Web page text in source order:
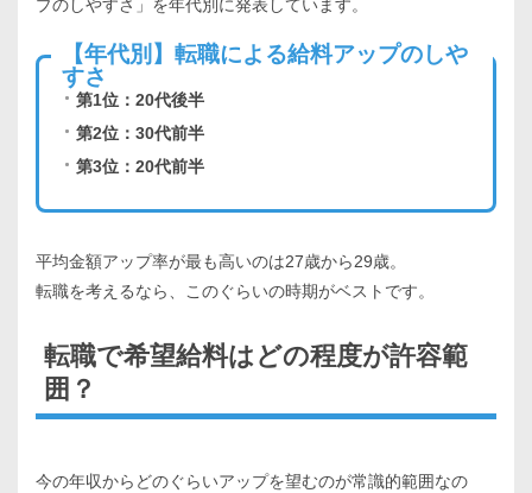
プのしやすさ」を年代別に発表しています。
【年代別】転職による給料アップのしや
すさ
第1位：20代後半
第2位：30代前半
第3位：20代前半
平均金額アップ率が最も高いのは27歳から29歳。
転職を考えるなら、このぐらいの時期がベストです。
転職で希望給料はどの程度が許容範
囲？
今の年収からどのぐらいアップを望むのが常識的範囲なの